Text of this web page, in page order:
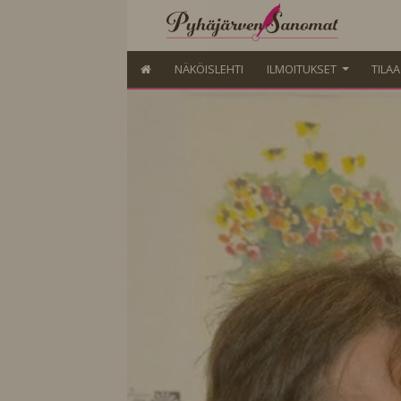
NÄKÖISLEHTI ILMOITUKSET